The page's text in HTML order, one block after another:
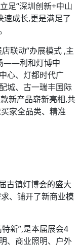
足“深圳创新+中山
速成长,更是满足了
联动”办展模式 ,主
——利和灯博中
心、灯都时代广
城、古一瑞丰国际
新产品崭新亮相,共
家全品类、精准
古镇灯博会的盛大
、铺开了新商业模
新”,是本届展会4
、商业照明、户外